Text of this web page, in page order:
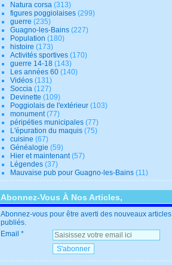
Natura corsa (313)
figures poggiolaises (299)
guerre (235)
Guagno-les-Bains (227)
Population (180)
histoire (173)
Activités sportives (170)
guerre 14-18 (143)
Les années 60 (140)
Vidéos (131)
Soccia (127)
Devinette (109)
Poggiolais de l'extérieur (103)
monument(77)
péripéties municipales (77)
L'épuration du maquis (75)
cuisine (67)
Généalogie (59)
Hier et maintenant(57)
Légendes (37)
Mauvaise pub pour Guagno-les-Bains (11)
Abonnez-Vous À Nos Articles,
Abonnez-vous pour être averti des nouveaux articles
publiés.
Email